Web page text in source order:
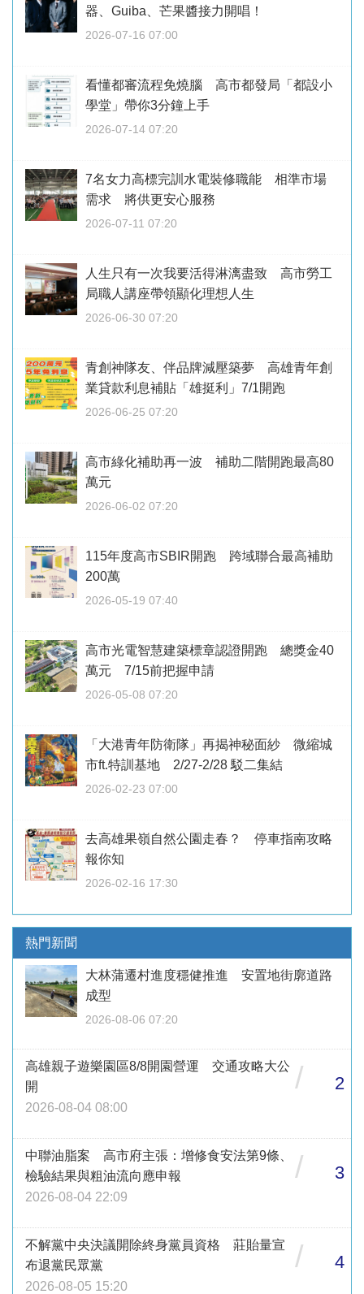
器、Guiba、芒果醬接力開唱！
2026-07-16 07:00
看懂都審流程免燒腦 高市都發局「都設小
學堂」帶你3分鐘上手
2026-07-14 07:20
7名女力高標完訓水電裝修職能 相準市場
需求 將供更安心服務
2026-07-11 07:20
人生只有一次我要活得淋漓盡致 高市勞工
局職人講座帶領顯化理想人生
2026-06-30 07:20
青創神隊友、伴品牌減壓築夢 高雄青年創
業貸款利息補貼「雄挺利」7/1開跑
2026-06-25 07:20
高市綠化補助再一波 補助二階開跑最高80
萬元
2026-06-02 07:20
115年度高市SBIR開跑 跨域聯合最高補助
200萬
2026-05-19 07:40
高市光電智慧建築標章認證開跑 總獎金40
萬元 7/15前把握申請
2026-05-08 07:20
「大港青年防衛隊」再揭神秘面紗 微縮城
市ft.特訓基地 2/27-2/28 駁二集結
2026-02-23 07:00
去高雄果嶺自然公園走春？ 停車指南攻略
報你知
2026-02-16 17:30
熱門新聞
大林蒲遷村進度穩健推進 安置地街廓道路
成型
2026-08-06 07:20
高雄親子遊樂園區8/8開園營運 交通攻略大公
開
2026-08-04 08:00
/ 2
中聯油脂案 高市府主張：增修食安法第9條、
檢驗結果與粗油流向應申報
2026-08-04 22:09
/ 3
不解黨中央決議開除終身黨員資格 莊貽量宣
布退黨民眾黨
2026-08-05 15:20
/ 4